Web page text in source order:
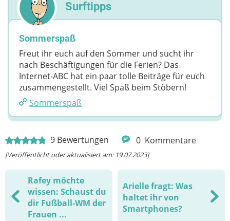
9 Bewertungen 0 Kommentare
[Veröffentlicht oder aktualisiert am: 19.07.2023]
Rafey möchte
wissen: Schaust du
dir Fußball-WM der
Frauen ...
Arielle fragt: Was
haltet ihr von
Smartphones?
Surftipps
Sommerspaß
Freut ihr euch auf den Sommer und sucht ihr
nach Beschäftigungen für die Ferien? Das
Internet-ABC hat ein paar tolle Beiträge für euch
zusammengestellt. Viel Spaß beim Stöbern!
Sommerspaß